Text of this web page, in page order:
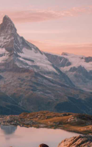
svizzera
deglutita la
contenute in un
quali può
e lo